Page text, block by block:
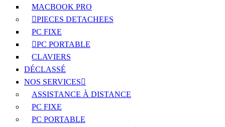
MACBOOK PRO
PIECES DETACHEES
PC FIXE
PC PORTABLE
CLAVIERS
DÉCLASSÉ
NOS SERVICES
ASSISTANCE À DISTANCE
PC FIXE
PC PORTABLE